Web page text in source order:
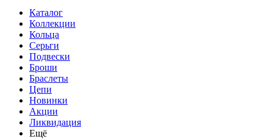
Каталог
Коллекции
Кольца
Серьги
Подвески
Броши
Браслеты
Цепи
Новинки
Акции
Ликвидация
Ещё